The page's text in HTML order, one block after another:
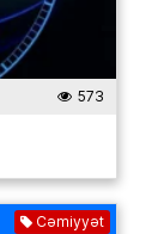
573
Cəmiyyət